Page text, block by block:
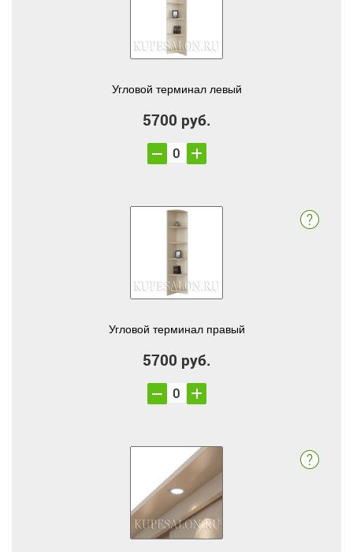
Угловой терминал левый
5700 руб.
Угловой терминал правый
5700 руб.